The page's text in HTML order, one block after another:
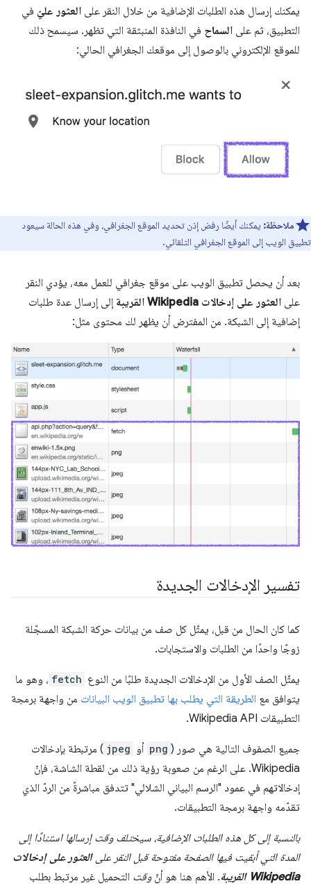
يمكنك إرسال هذه الطلبات الإضافية من خلال النقر على العثور عليّ في
التطبيق، ثم على السماح في النافذة المنبثقة التي تظهر. سيسمح ذلك
للموقع الإلكتروني بالوصول إلى موقعك الجغرافي الحالي:
ملاحظة: يمكنك أيضًا رفض إذن تحديد الموقع الجغرافي، وفي هذه الحالة سيعود
تطبيق الويب إلى الموقع الجغرافي التلقائي.
بعد أن يحصل تطبيق الويب على موقع جغرافي للعمل معه، يؤدي النقر
على العثور على إدخالات Wikipedia القريبة
إلى إرسال عدة طلبات
إضافية إلى الشبكة. من المفترض أن يظهر لك محتوى مثل:
تفسير الإدخالات الجديدة
كما كان الحال من قبل، يمثّل كل صف من بيانات حركة الشبكة المسجّلة
زوجًا واحدًا من الطلبات والاستجابات.
يمثّل الصف الأول من الإدخالات الجديدة طلبًا من النوع fetch ، وهو ما
يتوافق مع الطريقة التي يطلب بها تطبيق الويب البيانات من واجهة برمجة
التطبيقات Wikipedia API.
جميع الصفوف التالية هي صور ( png أو jpeg ) مرتبطة بإدخالات
Wikipedia. على الرغم من صعوبة رؤية ذلك من لقطة الشاشة، فإنّ
إدخالاتهم في عمود "الرسم البياني الشلالي" تتدفق مباشرةً من الردّ الذي
تقدّمه واجهة برمجة التطبيقات.
بالنسبة إلى كل هذه الطلبات الإضافية، سيختلف وقت إرسالها استنادًا إلى
المدة التي أبقيت فيها الصفحة مفتوحة قبل النقر علىالعثور على إدخالات
Wikipedia القريبة
. الأهم هنا هو أنّوقت التحميل غير مرتبط بطلب